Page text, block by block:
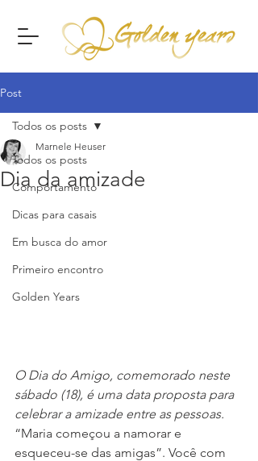
Post
Todos os posts
Comportamento
Dicas para casais
Em busca do amor
Primeiro encontro
Golden Years
Todos os posts
Dia da amizade
Marnele Heuser
O Dia do Amigo, comemorado neste
sábado (18), é uma data proposta para
celebrar a amizade entre as pessoas.
“Maria começou a namorar e
esqueceu-se das amigas”. Você com